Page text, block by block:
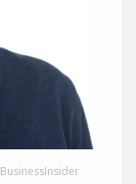
BusinessInsider